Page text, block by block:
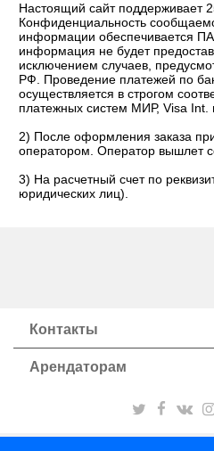
Настоящий сайт поддерживает
Конфиденциальность
информации обеспечивается
информация не будет
исключением случаев,
РФ. Проведение платежей по
осуществляется в строгом
платежных систем МИР, Visa Int.
2) После оформления заказа
оператором. Оператор вышлет
3) На расчетный счет по
юридических лиц).
Контакты
Арендаторам